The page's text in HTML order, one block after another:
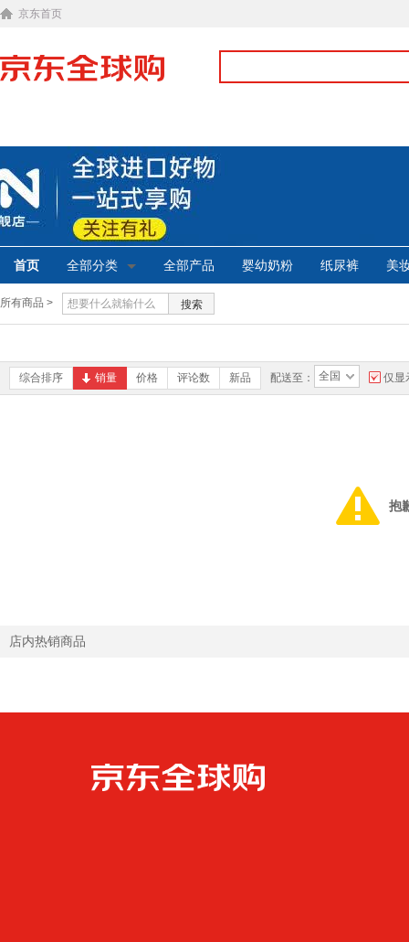
京东首页
首页 全部分类 全部产品 婴幼奶粉 纸尿裤 美
所有商品 > 搜索
综合排序 销量 价格 评论数 新品 配送至： 全国 仅显
抱
店内热销商品